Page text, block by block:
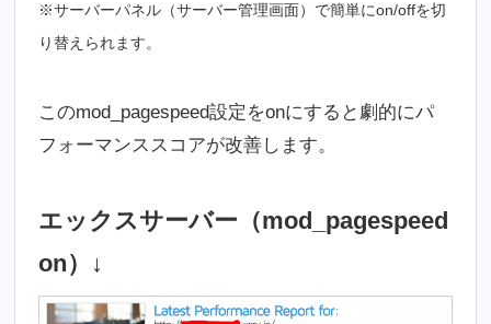
※サーバーパネル（サーバー管理画面）で簡単にon/offを切
り替えられます。
このmod_pagespeed設定をonにすると劇的にパ
フォーマンススコアが改善します。
エックスサーバー（mod_pagespeed
on）↓